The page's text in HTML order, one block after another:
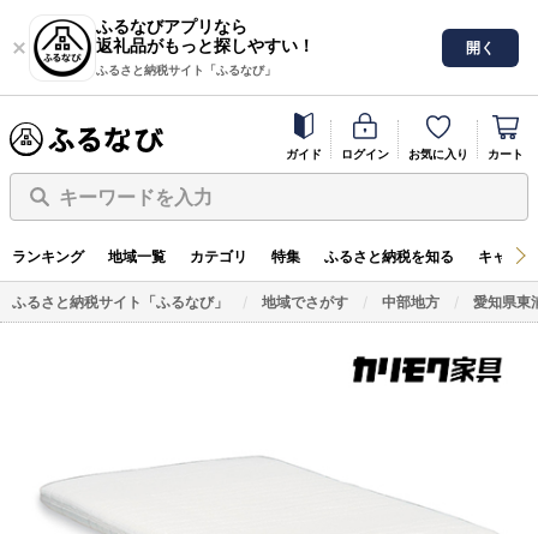
ふるなびアプリなら
返礼品がもっと探しやすい！
ふるさと納税サイト「ふるなび」
開く
ガイド ログイン お気に入り カート
キーワードを入力
ランキング 地域一覧 カテゴリ 特集 ふるさと納税を知る キャン
ふるさと納税サイト「ふるなび」 地域でさがす 中部地方 愛知県東